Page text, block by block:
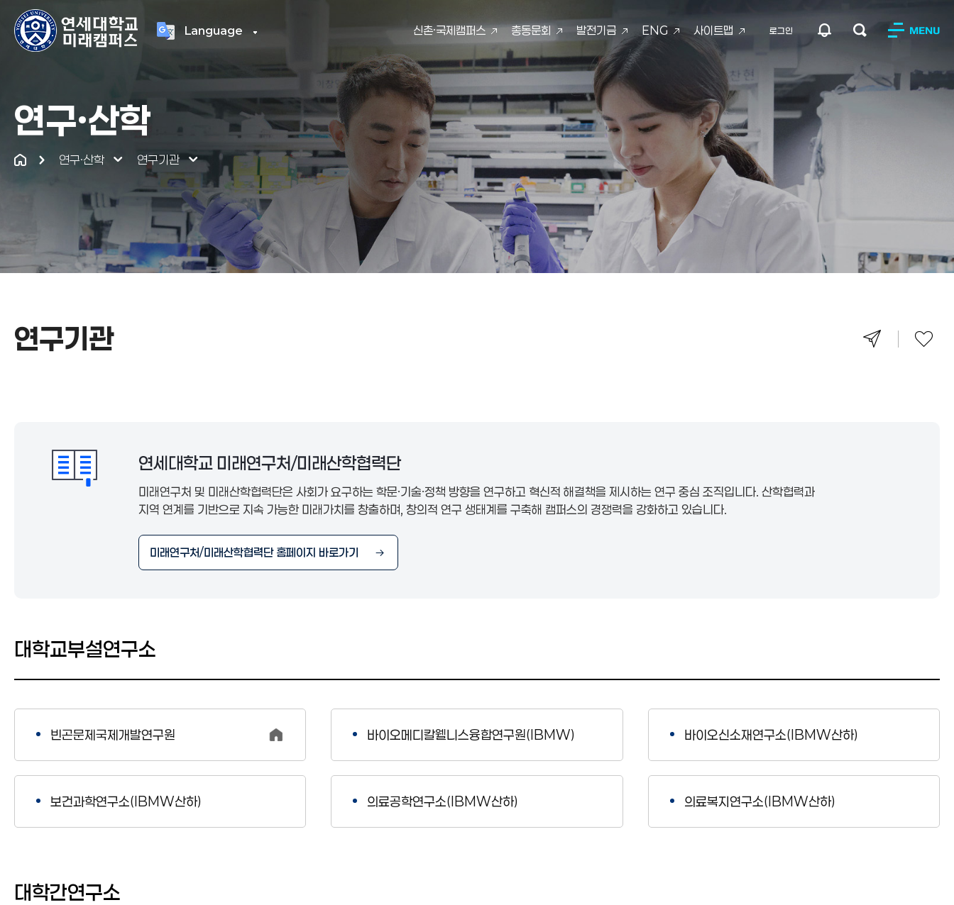
Language 신촌·국제캠퍼스 총동문회 발전기금 ENG 사이트맵 로그인 MENU
연세대학교 통합검색
연구·산학
연구·산학 연구기관
연구기관
연세대학교 미래연구처/미래산학협력단
미래연구처 및 미래산학협력단은 사회가 요구하는 학문·기술·정책 방향을 연구하고 혁신적 해결책을 제시하는 연구 중심 조직입니다. 산학협력과
지역 연계를 기반으로 지속 가능한 미래가치를 창출하며, 창의적 연구 생태계를 구축해 캠퍼스의 경쟁력을 강화하고 있습니다.
미래연구처/미래산학협력단 홈페이지 바로가기
대학교부설연구소
빈곤문제국제개발연구원 바이오메디칼웰니스융합연구원(IBMW) 바이오신소재연구소(IBMW산하)
보건과학연구소(IBMW산하) 의료공학연구소(IBMW산하) 의료복지연구소(IBMW산하)
대학간연구소